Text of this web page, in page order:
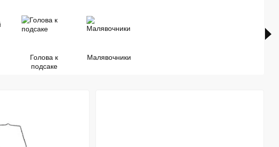
Голова к
подсаке
Малявочники